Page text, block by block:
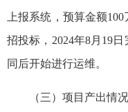
上报系统，预算金额
招投标，2024年8月19
同后开始进行运维。
（三）项目产出情